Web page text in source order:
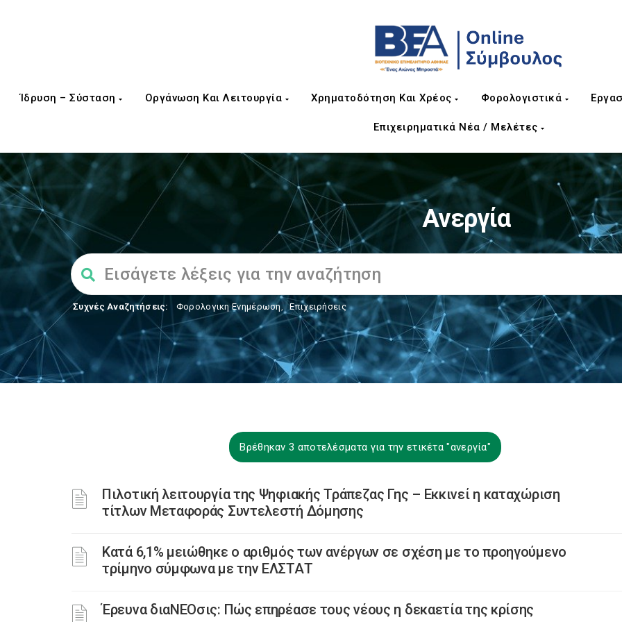
Ίδρυση – Σύσταση Οργάνωση Και Λειτουργία Χρηματοδότηση Και Χρέος Φορολογιστικά
Επιχειρηματικά Νέα / Μελέτες
Ανεργία
Συχνές Αναζητήσεις: Φορολογικη Ενημέρωση, Επιχειρήσεις
Βρέθηκαν 3 αποτελέσματα για την ετικέτα "ανεργία"
Πιλοτική λειτουργία της Ψηφιακής Τράπεζας Γης – Εκκινεί η καταχώριση
τίτλων Μεταφοράς Συντελεστή Δόμησης
Κατά 6,1% μειώθηκε ο αριθμός των ανέργων σε σχέση με το προηγούμενο
τρίμηνο σύμφωνα με την ΕΛΣΤΑΤ
Έρευνα διαΝΕΟσις: Πώς επηρέασε τους νέους η δεκαετία της κρίσης